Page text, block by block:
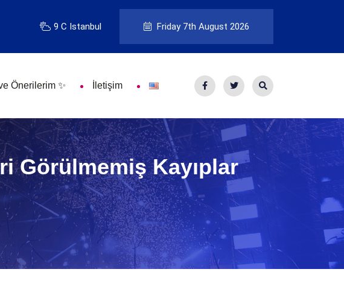
9 C Istanbul Friday 7th August 2026
Önerilerim ✨ İletişim
Görülmemiş Kayıplar